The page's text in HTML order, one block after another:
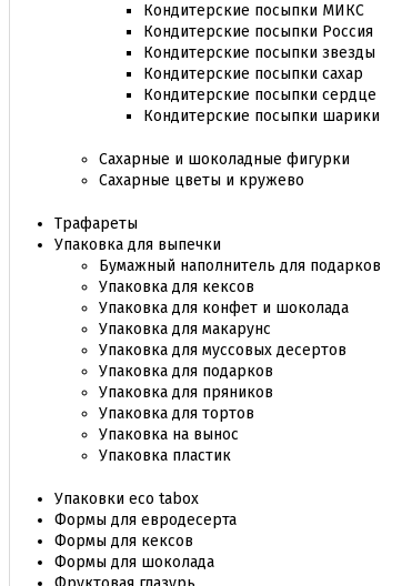
Кондитерские посыпки МИКС
Кондитерские посыпки Россия
Кондитерские посыпки звезды
Кондитерские посыпки сахар
Кондитерские посыпки сердце
Кондитерские посыпки шарики
Сахарные и шоколадные фигурки
Сахарные цветы и кружево
Трафареты
Упаковка для выпечки
Бумажный наполнитель для подарков
Упаковка для кексов
Упаковка для конфет и шоколада
Упаковка для макарунс
Упаковка для муссовых десертов
Упаковка для подарков
Упаковка для пряников
Упаковка для тортов
Упаковка на вынос
Упаковка пластик
Упаковки eco tabox
Формы для евродесерта
Формы для кексов
Формы для шоколада